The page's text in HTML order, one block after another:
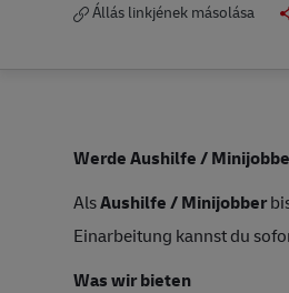
Állás linkjének másolása
Werde Aushilfe /
AlsAushilfe / Minijobber
Einarbeitung kannst du
Was wir bieten